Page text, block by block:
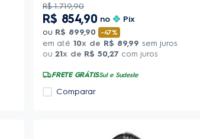
R$ 1.719,90
R$ 854,90 no
Pix
ou R$ 899,90 -47%
em até 10x de R$ 89,99 sem juros
ou 21x de R$ 50,27com juros
FRETE GRÁTISSul e Sudeste
Comparar